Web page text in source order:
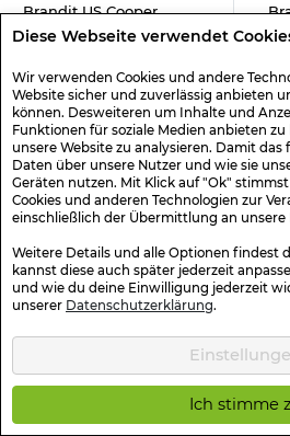
Diese Webseite verwendet
Wir verwenden Cookies und andere
Website sicher und zuverlässig anbieten
können. Desweiteren um Inhalte und
Funktionen für soziale Medien anbieten
unsere Website zu analysieren. Damit
Daten über unsere Nutzer und wie sie
Geräten nutzen. Mit Klick auf "Ok"
Cookies und anderen Technologien zur
einschließlich der Übermittlung an
Weitere Details und alle Optionen findest
kannst diese auch später jederzeit
und wie du deine Einwilligung jederzeit
unserer Datenschutzerklärung.
Ich stimme
Brandit US Cooper
Rucksack Patch 25 Liter
-12%
39,90€ 34,98€
nicht verfügbar
1 2 3 4 5 6
Welcher Outdoor-Rucksack
Im Kotte & Zeller Outdoor Rucksack
BW Taschen und Rucksäcke aller Art
Das Angebot reicht vom kleinen
dieBW Laptoptasche, den mittelgroßen
zum Trekkingrucksack über 91 Liter.
Bei den BW Taschen ist die Auswahl